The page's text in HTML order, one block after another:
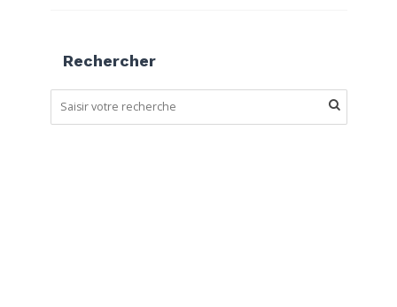
Rechercher